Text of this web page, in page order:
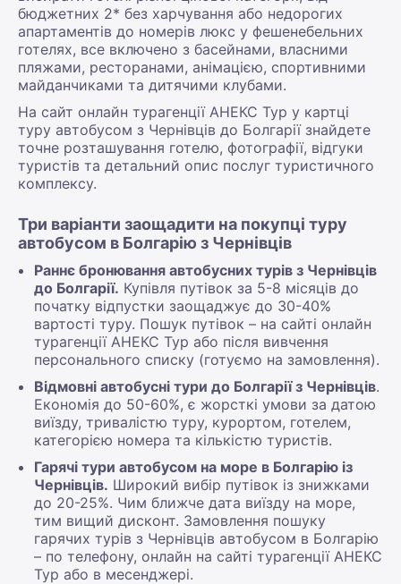
бюджетних 2* без харчування або недорогих
апартаментів до номерів люкс у фешенебельних
готелях, все включено з басейнами, власними
пляжами, ресторанами, анімацією, спортивними
майданчиками та дитячими клубами.
На сайт онлайн турагенції АНЕКС Тур у картці
туру автобусом з Чернівців до Болгарії знайдете
точне розташування готелю, фотографії, відгуки
туристів та детальний опис послуг туристичного
комплексу.
Три варіанти заощадити на покупці туру
автобусом в Болгарію з Чернівців
Раннє бронювання автобусних турів з Чернівців
до Болгарії. Купівля путівок за 5-8 місяців до
початку відпустки заощаджує до 30-40%
вартості туру. Пошук путівок – на сайті онлайн
турагенції АНЕКС Тур або після вивчення
персонального списку (готуємо на замовлення).
Відмовні автобусні тури до Болгарії з Чернівців.
Економія до 50-60%, є жорсткі умови за датою
виїзду, тривалістю туру, курортом, готелем,
категорією номера та кількістю туристів.
Гарячі тури автобусом на море в Болгарію із
Чернівців. Широкий вибір путівок із знижками
до 20-25%. Чим ближче дата виїзду на море,
тим вищий дисконт. Замовлення пошуку
гарячих турів з Чернівців автобусом в Болгарію
– по телефону, онлайн на сайті турагенції АНЕКС
Тур або в месенджері.